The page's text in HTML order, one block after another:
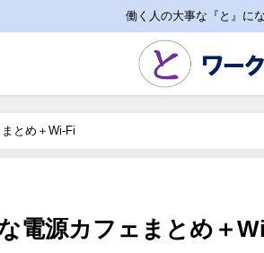
働く人の大事な『と』に
とめ＋Wi-Fi
電源カフェまとめ＋